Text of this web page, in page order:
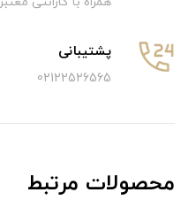
پشتیبانی
02122526565
محصولات مرتبط